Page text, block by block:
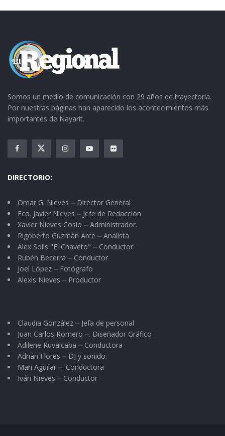
Somos un medio de comunicación con 29 años de trayectoria.
Por nuestras páginas han aparecido los acontecimientos más
importantes de Nayarit.
DIRECTORIO:
Omar G. Nieves ⏤ Director General
Fco. Javier Nieves ⏤ Jefe de Redacción
Xavier Nieves Cosio ⏤ Administrador.
Rigoberto Guzmán Arce ⏤ Analista
Alex Solis "El Chaveto" ⏤ Conductor.
Rubén Becerra ⏤ Conductor
Joel López ⏤ Fotógrafo
Alexis Nieves ⏤ Productor
Claudia González ⏤ Jefa de personal
Juan Carlos Romero ⏤. Diseñador Gráfico
Adilene Ruvalcaba ⏤ Conductora
Adrián Flores ⏤ DJ y sonido.
Mari Aguilar ⏤. Conductora
Iván Nieves ⏤ Conductor